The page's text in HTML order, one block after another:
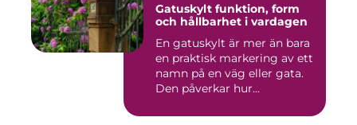
Gatuskylt funktion, form
och hållbarhet i vardagen
En gatuskylt är mer än bara
en praktisk markering av ett
namn på en väg eller gata.
Den påverkar hur...